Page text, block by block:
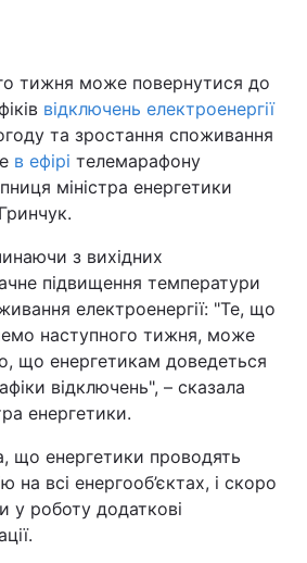
Політика
Світ
Лайт
Інциденти
Туризм
Погода
тижня може повернутися до
відключень електроенергії
та зростання споживання
в ефірі телемарафону
міністра енергетики
з вихідних
підвищення температури
електроенергії: "Те, що
наступного тижня, може
що енергетикам доведеться
відключень", – сказала
енергетики.
що енергетики проводять
на всі енергооб’єктах, і скоро
у роботу додаткові